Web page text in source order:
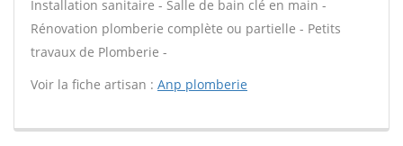
Installation sanitaire - Salle de bain clé en main -
Rénovation plomberie complète ou partielle - Petits
travaux de Plomberie -
Voir la fiche artisan : Anp plomberie